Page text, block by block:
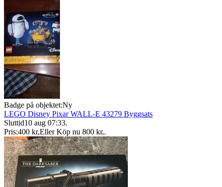
Badge på objektet:Ny
LEGO Disney Pixar WALL-E 43279 Byggsats
Sluttid10 aug 07:33.
Pris:400 kr,Eller Köp nu 800 kr,.